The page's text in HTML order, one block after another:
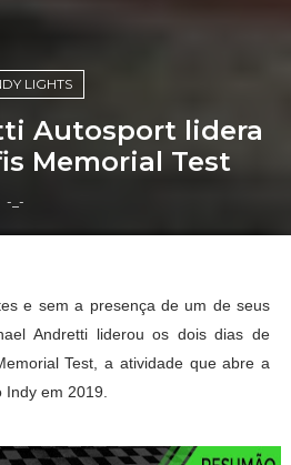
LIGHTS
Autosport lidera
Memorial Test
-_-
e sem a presença de um de seus
Andretti liderou os dois dias de
Test, a atividade que abre a
em 2019.